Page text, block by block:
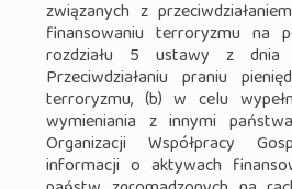
związanych z
finansowaniu terroryzmu na
rozdziału 5 ustawy z
Przeciwdziałaniu praniu
terroryzmu, (b) w celu
wymieniania z innymi
Organizacji Współpracy
informacji o aktywach